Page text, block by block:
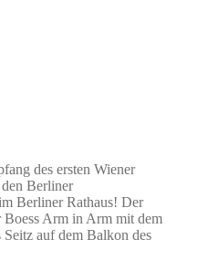
des ersten Wiener
Berliner
Berliner Rathaus! Der
Arm in Arm mit dem
auf dem Balkon des